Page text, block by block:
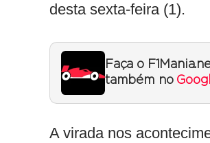
desta sexta-feira (1).
Faça o
também no
A virada nos